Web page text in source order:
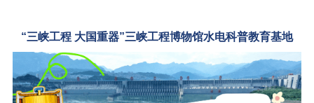
“三峡工程 大国重器”三峡工程博物馆水电科普教育基地